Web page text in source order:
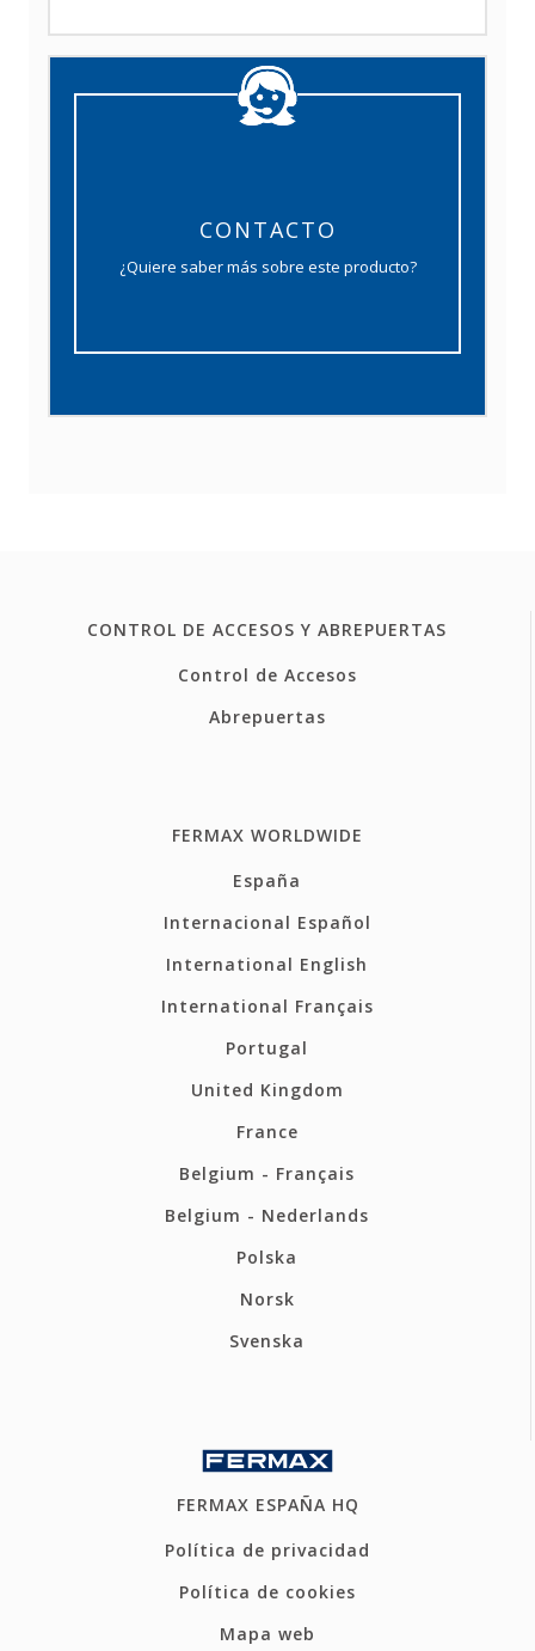
CONTACTO
¿Quiere saber más sobre este producto?
CONTROL DE ACCESOS Y ABREPUERTAS
Control de Accesos
Abrepuertas
FERMAX WORLDWIDE
España
Internacional Español
International English
International Français
Portugal
United Kingdom
France
Belgium - Français
Belgium - Nederlands
Polska
Norsk
Svenska
FERMAX ESPAÑA HQ
Política de privacidad
Política de cookies
Mapa web